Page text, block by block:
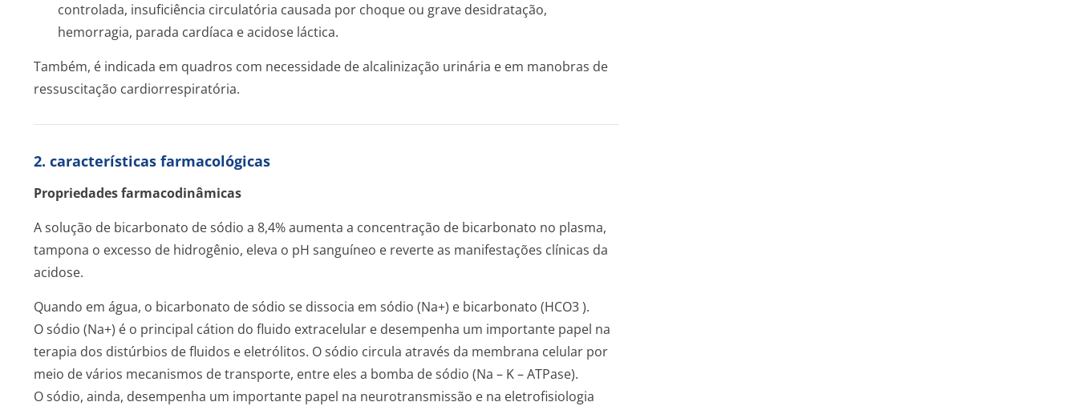
controlada, insuficiência circulatória causada por choque ou grave desidratação,
hemorragia, parada cardíaca e acidose láctica.
Também, é indicada em quadros com necessidade de alcalinização urinária e em manobras de
ressuscitação cardiorrespiratória.
2. características farmacológicas
Propriedades farmacodinâmicas
A solução de bicarbonato de sódio a 8,4% aumenta a concentração de bicarbonato no plasma,
tampona o excesso de hidrogênio, eleva o pH sanguíneo e reverte as manifestações clínicas da
acidose.
Quando em água, o bicarbonato de sódio se dissocia em sódio (Na+) e bicarbonato (HCO3 ).
O sódio (Na+) é o principal cátion do fluido extracelular e desempenha um importante papel na
terapia dos distúrbios de fluidos e eletrólitos. O sódio circula através da membrana celular por
meio de vários mecanismos de transporte, entre eles a bomba de sódio (Na – K – ATPase).
O sódio, ainda, desempenha um importante papel na neurotransmissão e na eletrofisiologia